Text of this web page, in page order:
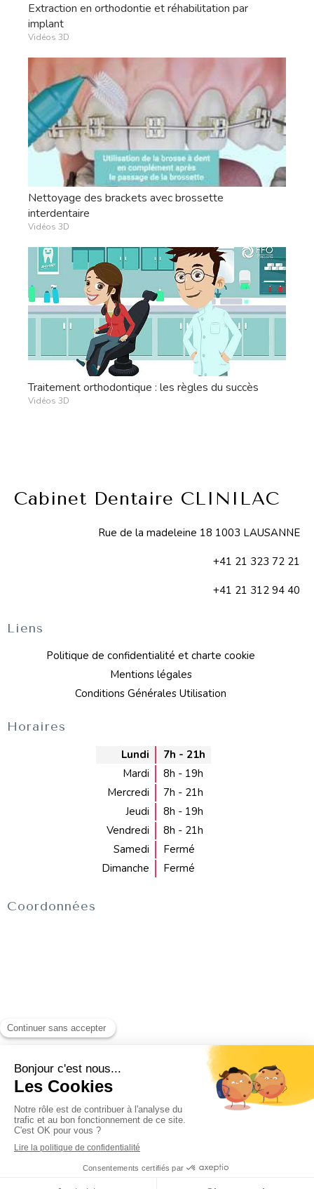
Extraction en orthodontie et réhabilitation par
implant
Vidéos 3D
Nettoyage des brackets avec brossette
interdentaire
Vidéos 3D
Traitement orthodontique : les règles du succès
Vidéos 3D
Cabinet Dentaire CLINILAC
Rue de la madeleine 18 1003 LAUSANNE
+41 21 323 72 21
+41 21 312 94 40
Liens
Politique de confidentialité et charte cookie
Mentions légales
Conditions Générales Utilisation
Horaires
Lundi
7h - 21h
Mardi
8h - 19h
Mercredi
7h - 21h
Jeudi
8h - 19h
Vendredi
8h - 21h
Samedi
Fermé
Dimanche
Fermé
Coordonnées
Recherche
Rechercher